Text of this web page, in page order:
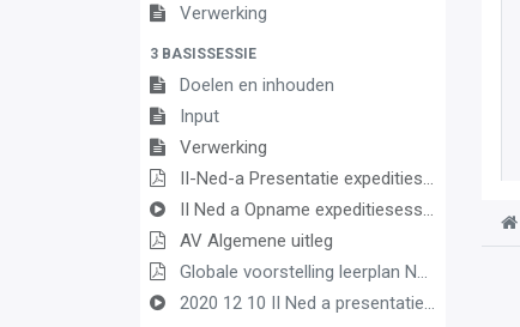
Verwerking
3 BASISSESSIE
Doelen en inhouden
Input
Verwerking
II-Ned-a Presentatie expeditiesessie Nederlands
II Ned a Opname expeditiesessie 2021 03 08
AV Algemene uitleg
Globale voorstelling leerplan Nederlands PDF
2020 12 10 II Ned a presentatie 2